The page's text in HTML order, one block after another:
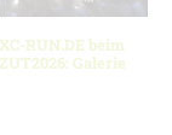
XC-RUN.DE beim
ZUT2026: Galerie